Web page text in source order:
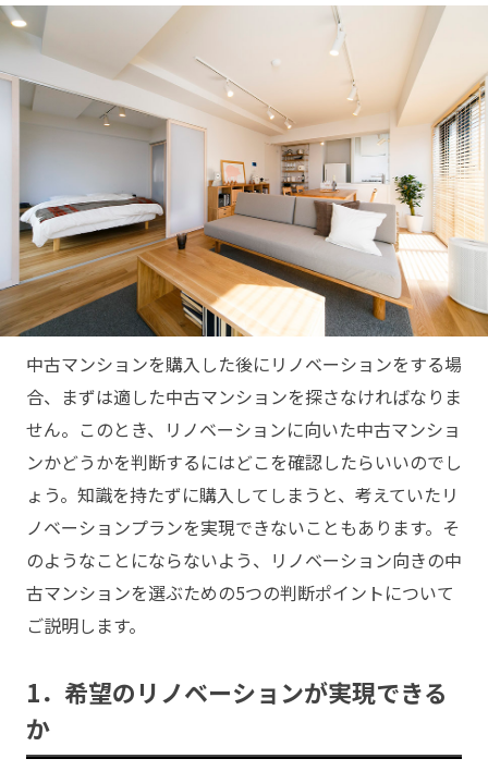
中古マンションを購入した後にリノベーションをする場
合、まずは適した中古マンションを探さなければなりま
せん。このとき、リノベーションに向いた中古マンショ
ンかどうかを判断するにはどこを確認したらいいのでし
ょう。知識を持たずに購入してしまうと、考えていたリ
ノベーションプランを実現できないこともあります。そ
のようなことにならないよう、リノベーション向きの中
古マンションを選ぶための5つの判断ポイントについて
ご説明します。
1．希望のリノベーションが実現できる
か